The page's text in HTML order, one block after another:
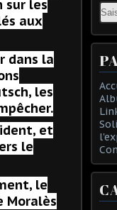
les
aux
dans la
les
et
le
le
Moralès